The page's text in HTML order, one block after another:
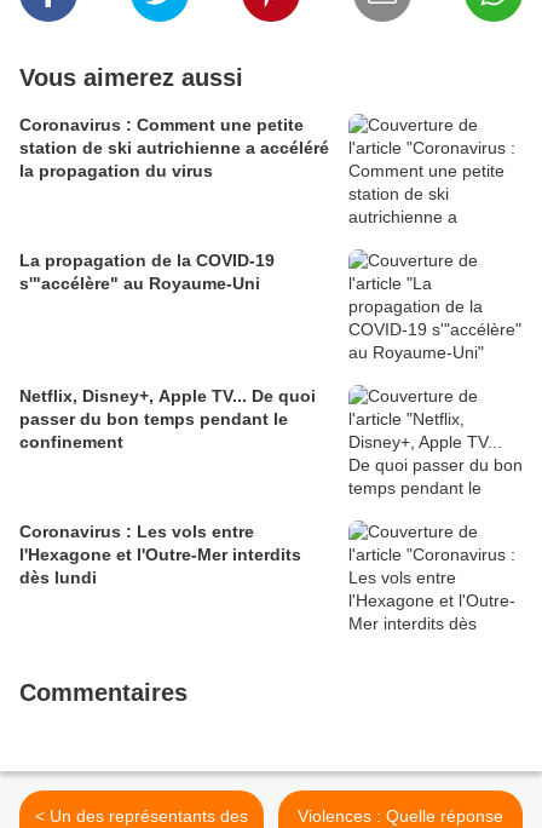
Vous aimerez aussi
Coronavirus : Comment une petite
station de ski autrichienne a accéléré
la propagation du virus
La propagation de la COVID-19
s'"accélère" au Royaume-Uni
Netflix, Disney+, Apple TV... De quoi
passer du bon temps pendant le
confinement
Coronavirus : Les vols entre
l'Hexagone et l'Outre-Mer interdits
dès lundi
Commentaires
< Un des représentants des
Violences : Quelle réponse